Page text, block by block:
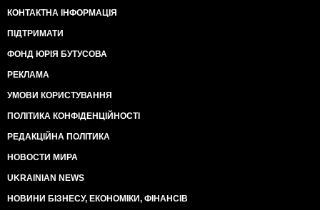
КОНТАКТНА ІНФОРМАЦІЯ
ПІДТРИМАТИ
ФОНД ЮРІЯ БУТУСОВА
РЕКЛАМА
УМОВИ КОРИСТУВАННЯ
ПОЛІТИКА КОНФІДЕНЦІЙНОСТІ
РЕДАКЦІЙНА ПОЛІТИКА
НОВОСТИ МИРА
UKRAINIAN NEWS
НОВИНИ БІЗНЕСУ, ЕКОНОМІКИ, ФІНАНСІВ